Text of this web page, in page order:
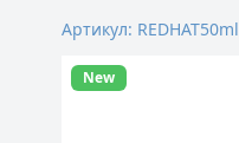
Артикул: REDHAT50ml
New